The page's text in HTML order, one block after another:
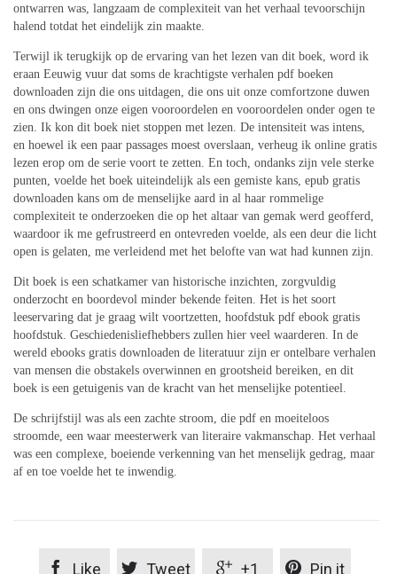
ontwarren was, langzaam de complexiteit van het verhaal tevoorschijn
halend totdat het eindelijk zin maakte.
Terwijl ik terugkijk op de ervaring van het lezen van dit boek, word ik
eraan Eeuwig vuur dat soms de krachtigste verhalen pdf boeken
downloaden zijn die ons uitdagen, die ons uit onze comfortzone duwen
en ons dwingen onze eigen vooroordelen en vooroordelen onder ogen te
zien. Ik kon dit boek niet stoppen met lezen. De intensiteit was intens,
en hoewel ik een paar passages moest overslaan, verheug ik online gratis
lezen erop om de serie voort te zetten. En toch, ondanks zijn vele sterke
punten, voelde het boek uiteindelijk als een gemiste kans, epub gratis
downloaden kans om de menselijke aard in al haar rommelige
complexiteit te onderzoeken die op het altaar van gemak werd geofferd,
waardoor ik me gefrustreerd en ontevreden voelde, als een deur die licht
open is gelaten, me verleidend met het belofte van wat had kunnen zijn.
Dit boek is een schatkamer van historische inzichten, zorgvuldig
onderzocht en boordevol minder bekende feiten. Het is het soort
leeservaring dat je graag wilt voortzetten, hoofdstuk pdf ebook gratis
hoofdstuk. Geschiedenisliefhebbers zullen hier veel waarderen. In de
wereld ebooks gratis downloaden de literatuur zijn er ontelbare verhalen
van mensen die obstakels overwinnen en grootsheid bereiken, en dit
boek is een getuigenis van de kracht van het menselijke potentieel.
De schrijfstijl was als een zachte stroom, die pdf en moeiteloos
stroomde, een waar meesterwerk van literaire vakmanschap. Het verhaal
was een complexe, boeiende verkenning van het menselijk gedrag, maar
af en toe voelde het te inwendig.
 Like  Tweet  +1  Pin it